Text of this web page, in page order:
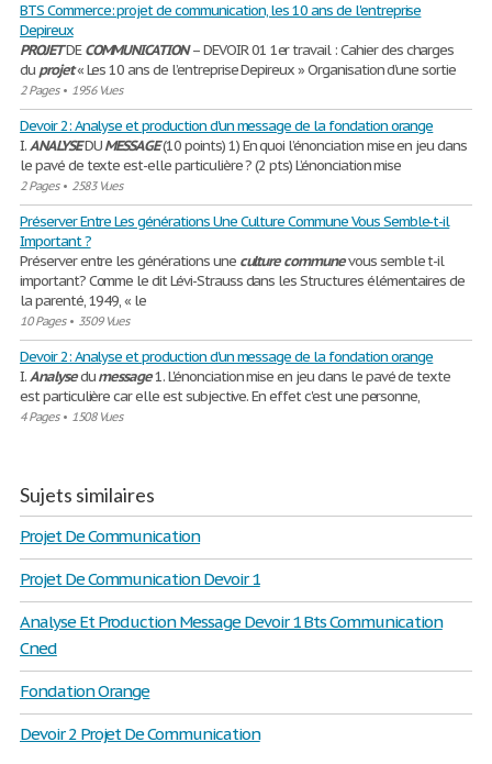
BTS Commerce: projet de communication, les 10 ans de l'entreprise
Depireux
PROJETDECOMMUNICATION– DEVOIR 01 1er travail : Cahier des charges
duprojet« Les 10 ans de l’entreprise Depireux » Organisation d’une sortie
2 Pages• 1956 Vues
Devoir 2: Analyse et production d'un message de la fondation orange
I.ANALYSEDUMESSAGE(10 points) 1) En quoi l’énonciation mise en jeu dans
le pavé de texte est-elle particulière ? (2 pts) L’énonciation mise
2 Pages• 2583 Vues
Préserver Entre Les générations Une Culture Commune Vous Semble-t-il
Important ?
Préserver entre les générations une culture communevous semble t-il
important? Comme le dit Lévi-Strauss dans les Structures élémentaires de
la parenté, 1949, « le
10 Pages• 3509 Vues
Devoir 2: Analyse et production d'un message de la fondation orange
I.Analysedumessage1. L'énonciation mise en jeu dans le pavé de texte
est particulière car elle est subjective. En effet c'est une personne,
4 Pages• 1508 Vues
Sujets similaires
Projet De Communication
Projet De Communication Devoir 1
Analyse Et Production Message Devoir 1 Bts Communication
Cned
Fondation Orange
Devoir 2 Projet De Communication